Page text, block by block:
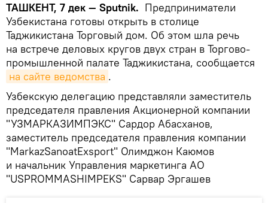
ТАШКЕНТ, 7 дек — Sputnik. Предприниматели
Узбекистана готовы открыть в столице
Таджикистана Торговый дом. Об этом шла речь
на встрече деловых кругов двух стран в Торгово-
промышленной палате Таджикистана, сообщается
на сайте ведомства .
Узбекскую делегацию представляли заместитель
председателя правления Акционерной компании
"УЗМАРКАЗИМПЭКС" Сардор Абасханов,
заместитель председателя правления компании
"MarkazSanoatExsport" Олимджон Каюмов
и начальник Управления маркетинга АО
"USPROMMASHIMPEKS" Сарвар Эргашев